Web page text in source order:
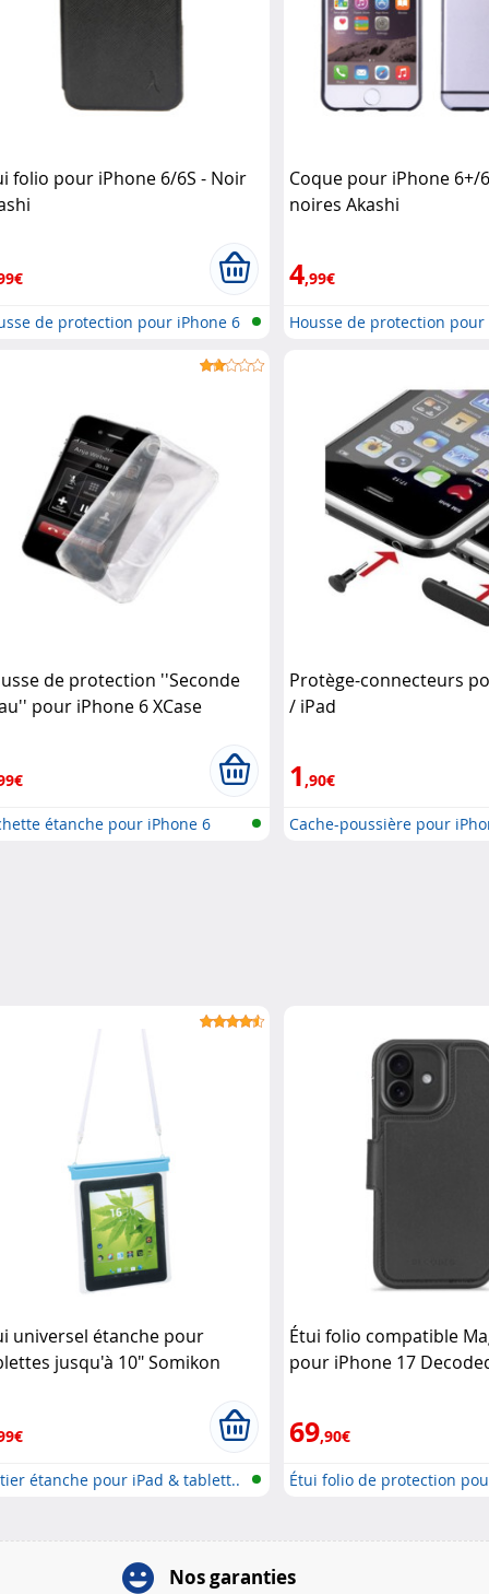
folio pour iPhone 6/6S - Noir
de protection pour iPhone 6
Coque pour iPhone 6+/
noires Akashi
4,99€
Housse de protection pour
de protection ''Seconde
pour iPhone 6 XCase
étanche pour iPhone 6
Protège-connecteurs
/ iPad
1,90€
Cache-poussière pour
universel étanche pour
jusqu'à 10" Somikon
étanche pour iPad & tablett..
Étui folio compatible
pour iPhone 17
69,90€
Étui folio de protection
Nos garanties